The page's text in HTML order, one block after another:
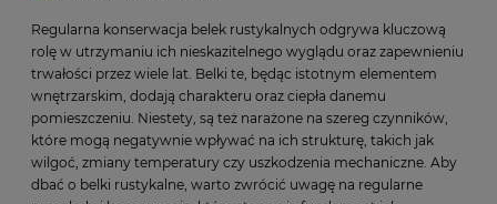
Regularna konserwacja belek rustykalnych odgrywa kluczową
rolę w utrzymaniu ich nieskazitelnego wyglądu oraz zapewnieniu
trwałości przez wiele lat. Belki te, będąc istotnym elementem
wnętrzarskim, dodają charakteru oraz ciepła danemu
pomieszczeniu. Niestety, są też narażone na szereg czynników,
które mogą negatywnie wpływać na ich strukturę, takich jak
wilgoć, zmiany temperatury czy uszkodzenia mechaniczne. Aby
dbać o belki rustykalne, warto zwrócić uwagę na regularne